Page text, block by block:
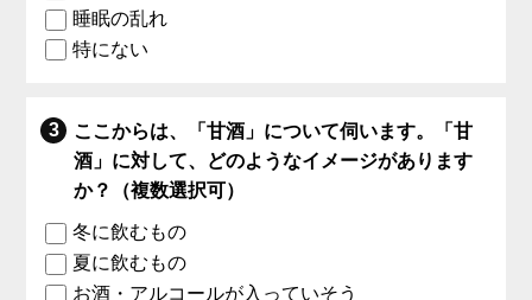
睡眠の乱れ
特にない
ここからは、「甘酒」について伺います。「甘
酒」に対して、どのようなイメージがあります
か？（複数選択可）
冬に飲むもの
夏に飲むもの
お酒・アルコールが入っていそう